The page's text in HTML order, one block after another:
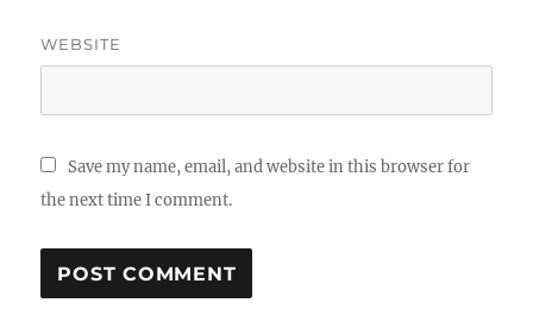
WEBSITE
Save my name, email, and website in this browser for
the next time I comment.